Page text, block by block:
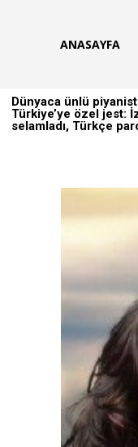
ANASAYFA
Dünyaca ünlü
Türkiye’ye özel jest:
selamladı, Türkçe